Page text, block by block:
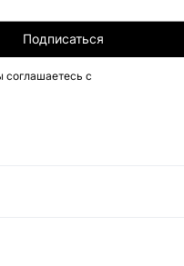
Подписаться
соглашаетесь с